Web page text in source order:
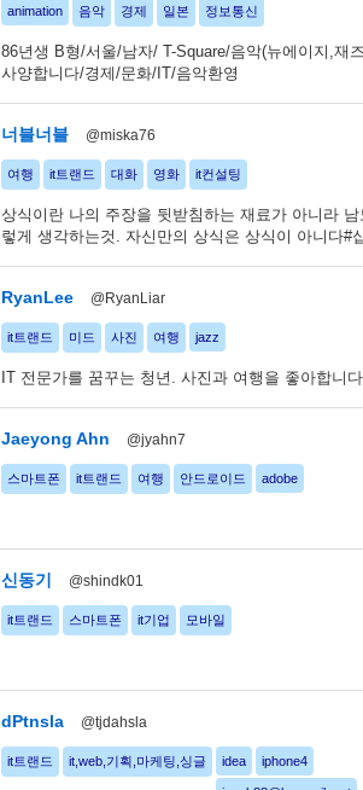
animation 음악 경제 일본 정보통신
86년생 B형/서울/남자/ T-Square/음악(뉴에이지,재
사양합니다/경제/문화/IT/음악환영
너블너블 @miska76
여행 it트랜드 대화 영화 it컨설팅
상식이란 나의 주장을 뒷받침하는 재료가 아니라
렇게 생각하는것. 자신만의 상식은 상식이 아니다#
RyanLee @RyanLiar
it트랜드 미드 사진 여행 jazz
IT 전문가를 꿈꾸는 청년. 사진과 여행을 좋아합니
Jaeyong Ahn @jyahn7
스마트폰 it트랜드 여행 안드로이드 adobe
신동기 @shindk01
it트랜드 스마트폰 it기업 모바일
dPtnsla @tjdahsla
it트랜드 it,web,기획,마케팅,싱글 idea iphone4